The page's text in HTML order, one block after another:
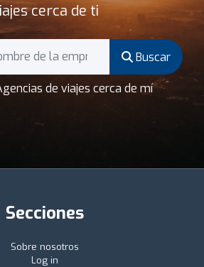
cerca de ti
Buscar
de viajes cerca de mí
Secciones
Sobre nosotros
Log in